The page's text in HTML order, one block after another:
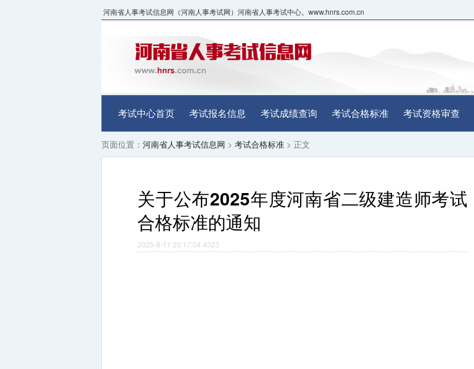
河南省人事考试信息网（河南人事考试网）河南省人事考试中心。www.hnrs.com.cn
考试中心首页 考试报名信息 考试成绩查询 考试合格标准 考试资格审查
页面位置： 河南省人事考试信息网 > 考试合格标准 > 正文
关于公布2025年度河南省二级建造师考试
合格标准的通知
2025-8-11 20:17:04 4323